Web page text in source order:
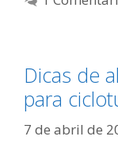
Dicas de
para
7 de abril de